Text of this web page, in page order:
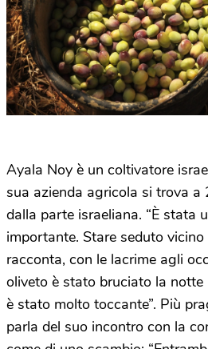
Ayala Noy è un coltivatore
sua azienda agricola si trova a
dalla parte israeliana. “È stata
importante. Stare seduto
racconta, con le lacrime agli
oliveto è stato bruciato la notte
è stato molto toccante”. Più
parla del suo incontro con la